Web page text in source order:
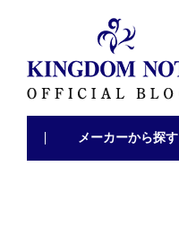
メーカーから探す